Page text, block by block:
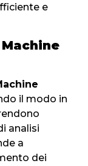
e
il modo in
analisi
a
dei